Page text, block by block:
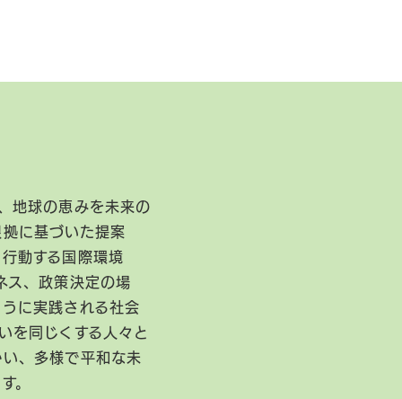
地球の恵みを未来の
に基づいた提案
動する国際環境
ス、政策決定の場
に実践される社会
を同じくする人々と
、多様で平和な未
。